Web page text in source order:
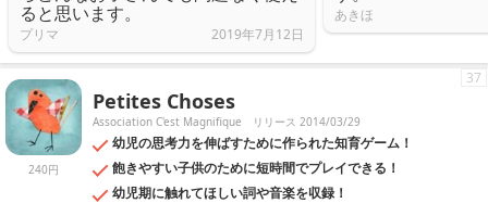
ると思います。
プリマ 2019年7月12日
あきほ
240円
Petites Choses
Association C'est Magnifique リリース 2014/03/29
幼児の思考力を伸ばすために作られた知育ゲーム！
飽きやすい子供のために短時間でプレイできる！
幼児期に触れてほしい詞や音楽を収録！
37